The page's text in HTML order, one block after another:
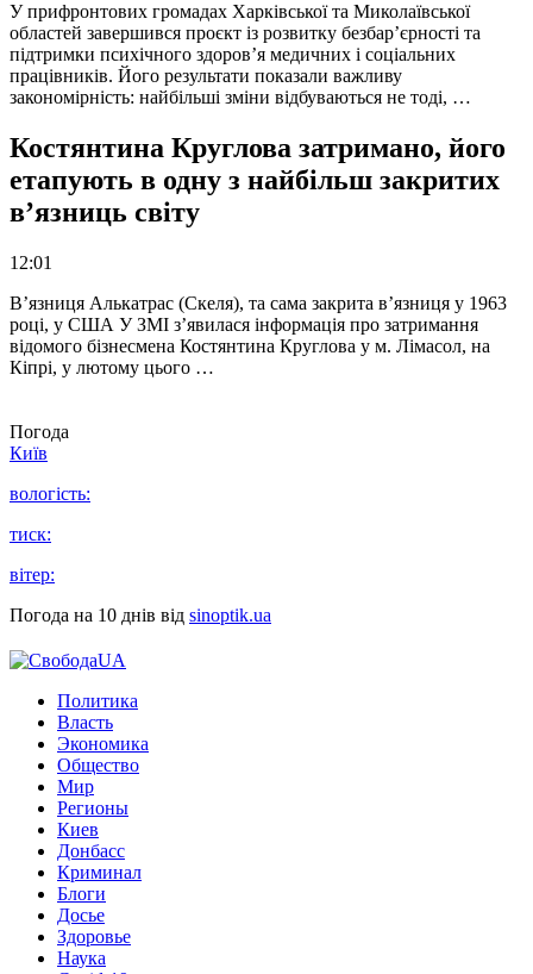
У прифронтових громадах Харківської та Миколаївської
областей завершився проєкт із розвитку безбар’єрності та
підтримки психічного здоров’я медичних і соціальних
працівників. Його результати показали важливу
закономірність: найбільші зміни відбуваються не тоді, …
Костянтина Круглова затримано, його
етапують в одну з найбільш закритих
в’язниць світу
12:01
В’язниця Алькатрас (Скеля), та сама закрита в’язниця у 1963
році, у США У ЗМІ з’явилася інформація про затримання
відомого бізнесмена Костянтина Круглова у м. Лімасол, на
Кіпрі, у лютому цього …
Погода
Київ
вологість:
тиск:
вітер:
Погода на 10 днів від sinoptik.ua
Политика
Власть
Экономика
Общество
Мир
Регионы
Киев
Донбасс
Криминал
Блоги
Досье
Здоровье
Наука